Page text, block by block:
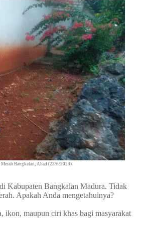
Merah Bangkalan, Ahad (23/6/2024).
Kabupaten Bangkalan Madura. Tidak
Apakah Anda mengetahuinya?
ikon, maupun ciri khas bagi masyarakat